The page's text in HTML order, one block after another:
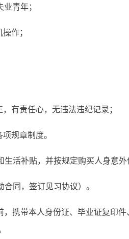
青年；
作；
有责任心，无违法违纪记录；
规章制度。
活补贴，并按规定购买人身意外
同，签订见习协议）。
携带本人身份证、毕业证复印